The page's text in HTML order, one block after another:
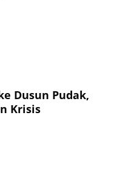
Dusun Pudak,
Krisis